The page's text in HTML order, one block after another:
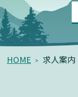
HOME 求人案内